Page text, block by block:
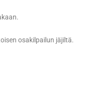
osakilpailun jäjiltä.